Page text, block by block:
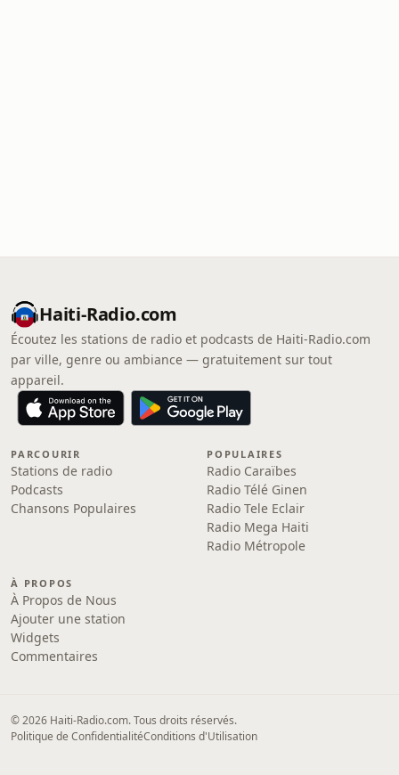
Haiti-Radio.com
Écoutez les stations de radio et podcasts de Haiti-Radio.com
par ville, genre ou ambiance — gratuitement sur tout
appareil.
PARCOURIR
Stations de radio
Podcasts
Chansons Populaires
POPULAIRES
Radio Caraïbes
Radio Télé Ginen
Radio Tele Eclair
Radio Mega Haiti
Radio Métropole
À PROPOS
À Propos de Nous
Ajouter une station
Widgets
Commentaires
© 2026 Haiti-Radio.com. Tous droits réservés.
Politique de ConfidentialitéConditions d'Utilisation